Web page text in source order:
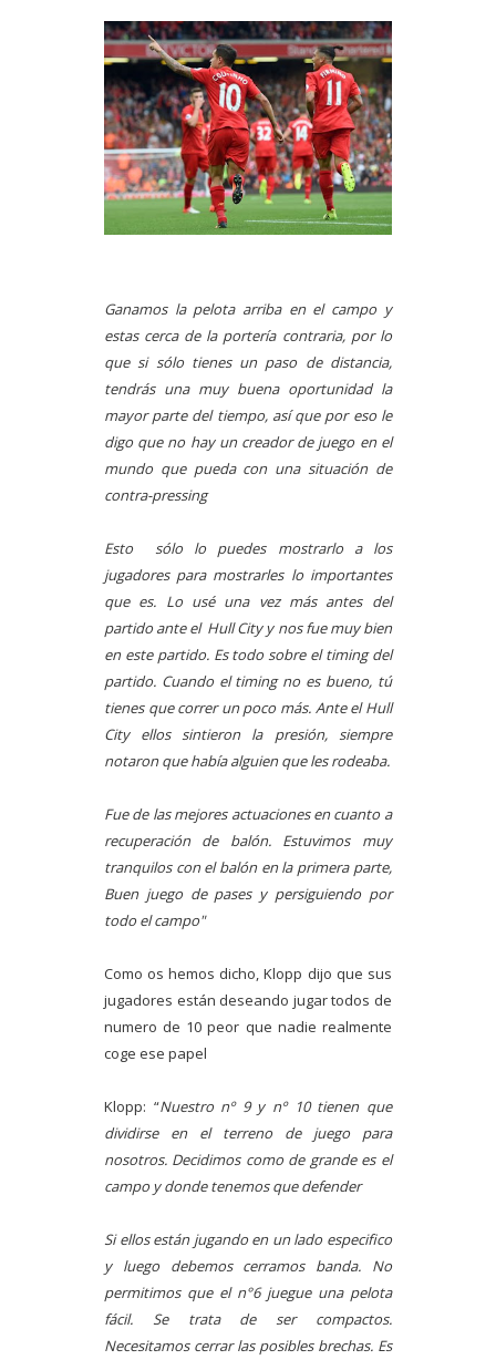
Ganamos la pelota arriba en el campo y
estas cerca de la portería contraria, por lo
que si sólo tienes un paso de distancia,
tendrás una muy buena oportunidad la
mayor parte del tiempo, así que por eso le
digo que no hay un creador de juego en el
mundo que pueda con una situación de
contra-pressing
Esto sólo lo puedes mostrarlo a los
jugadores para mostrarles lo importantes
que es. Lo usé una vez más antes del
partido ante el Hull City y nos fue muy bien
en este partido. Es todo sobre el timing del
partido. Cuando el timing no es bueno, tú
tienes que correr un poco más. Ante el Hull
City ellos sintieron la presión, siempre
notaron que había alguien que les rodeaba.
Fue de las mejores actuaciones en cuanto a
recuperación de balón. Estuvimos muy
tranquilos con el balón en la primera parte,
Buen juego de pases y persiguiendo por
todo el campo"
Como os hemos dicho, Klopp dijo que sus
jugadores están deseando jugar todos de
numero de 10 peor que nadie realmente
coge ese papel
Klopp: “Nuestro nº 9 y nº 10 tienen que
dividirse en el terreno de juego para
nosotros. Decidimos como de grande es el
campo y donde tenemos que defender
Si ellos están jugando en un lado especifico
y luego debemos cerramos banda. No
permitimos que el n°6 juegue una pelota
fácil. Se trata de ser compactos.
Necesitamos cerrar las posibles brechas. Es